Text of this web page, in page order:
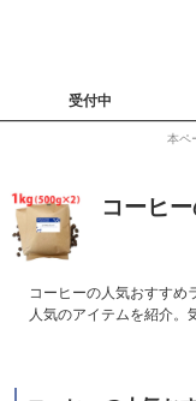
受付中
本ペ
コーヒ
コーヒーの人気おすすめ
人気のアイテムを紹介。